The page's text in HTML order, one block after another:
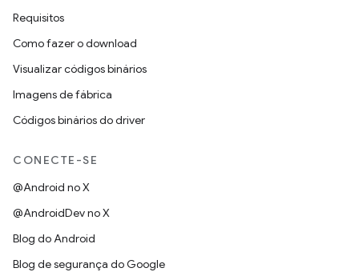
Requisitos
Como fazer o download
Visualizar códigos binários
Imagens de fábrica
Códigos binários do driver
CONECTE-SE
@Android no X
@AndroidDev no X
Blog do Android
Blog de segurança do Google